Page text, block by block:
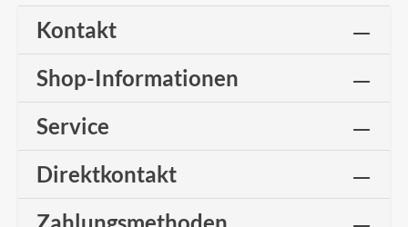
Kontakt
Shop-Informationen
Service
Direktkontakt